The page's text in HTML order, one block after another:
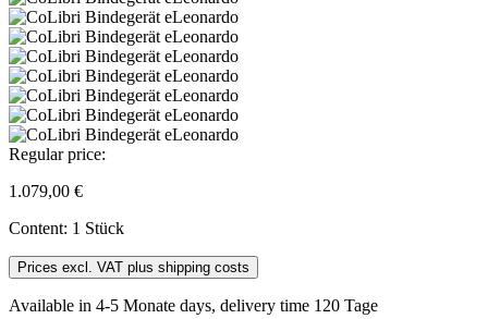
Regular price:
1.079,00 €
Content: 1 Stück
Prices excl. VAT plus shipping costs
Available in 4-5 Monate days, delivery time 120 Tage